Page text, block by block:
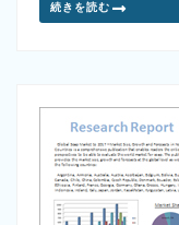
続きを読む